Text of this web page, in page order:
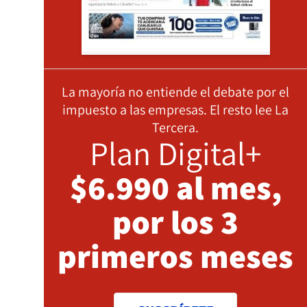
La mayoría no entiende el debate por el
impuesto a las empresas. El resto lee La
Tercera.
Plan Digital+
$6.990 al mes,
por los 3
primeros meses